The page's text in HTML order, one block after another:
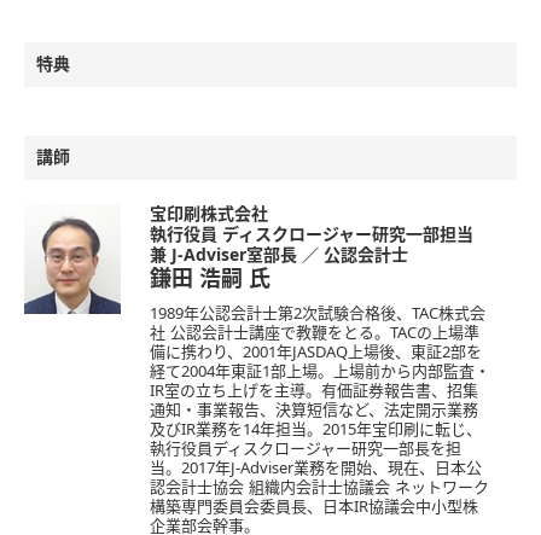
特典
講師
宝印刷株式会社
執行役員 ディスクロージャー研究一部担当
兼 J-Adviser室部長 ／ 公認会計士
鎌田 浩嗣 氏
1989年公認会計士第2次試験合格後、TAC株式会
社 公認会計士講座で教鞭をとる。TACの上場準
備に携わり、2001年JASDAQ上場後、東証2部を
経て2004年東証1部上場。上場前から内部監査・
IR室の立ち上げを主導。有価証券報告書、招集
通知・事業報告、決算短信など、法定開示業務
及びIR業務を14年担当。2015年宝印刷に転じ、
執行役員ディスクロージャー研究一部長を担
当。2017年J-Adviser業務を開始、現在、日本公
認会計士協会 組織内会計士協議会 ネットワーク
構築専門委員会委員長、日本IR協議会中小型株
企業部会幹事。